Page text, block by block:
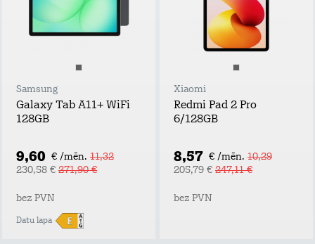
Samsung
Galaxy Tab A11+ WiFi
128GB
9,60 € /mēn. 11,32
230,58 € 271,90 €
bez PVN
Datu lapa
Xiaomi
Redmi Pad 2 Pro
6/128GB
8,57 € /mēn. 10,29
205,79 € 247,11 €
bez PVN